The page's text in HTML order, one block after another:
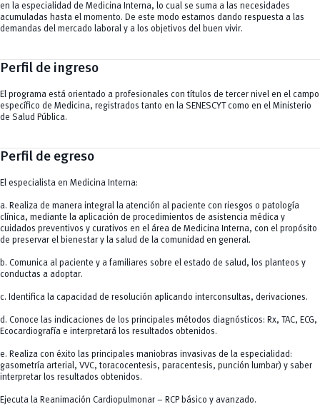
en la especialidad de Medicina Interna, lo cual se suma a las necesidades
acumuladas hasta el momento. De este modo estamos dando respuesta a las
demandas del mercado laboral y a los objetivos del buen vivir.
Perfil de ingreso
El programa está orientado a profesionales con títulos de tercer nivel en el campo
específico de Medicina, registrados tanto en la SENESCYT como en el Ministerio
de Salud Pública.
Perfil de egreso
El especialista en Medicina Interna:
a. Realiza de manera integral la atención al paciente con riesgos o patología
clínica, mediante la aplicación de procedimientos de asistencia médica y
cuidados preventivos y curativos en el área de Medicina Interna, con el propósito
de preservar el bienestar y la salud de la comunidad en general.
b. Comunica al paciente y a familiares sobre el estado de salud, los planteos y
conductas a adoptar.
c. Identifica la capacidad de resolución aplicando interconsultas, derivaciones.
d. Conoce las indicaciones de los principales métodos diagnósticos: Rx, TAC, ECG,
Ecocardiografía e interpretará los resultados obtenidos.
e. Realiza con éxito las principales maniobras invasivas de la especialidad:
gasometría arterial, VVC, toracocentesis, paracentesis, punción lumbar) y saber
interpretar los resultados obtenidos.
Ejecuta la Reanimación Cardiopulmonar – RCP básico y avanzado.